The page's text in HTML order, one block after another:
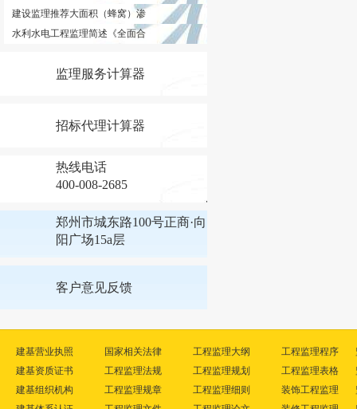
建设监理推荐大面积（蜂窝）渗
水利水电工程监理简述《全面合
监理服务计算器
招标代理计算器
热线电话
400-008-2685
郑州市城东路100号正商·向
阳广场15a层
客户意见反馈
建基营业执照
建基资质证书
建基组织机构
国家相关法律
工程监理法规
工程监理规章
工程监理大纲
工程监理规划
工程监理细则
工程监理程序
工程监理表格
装饰工程监理